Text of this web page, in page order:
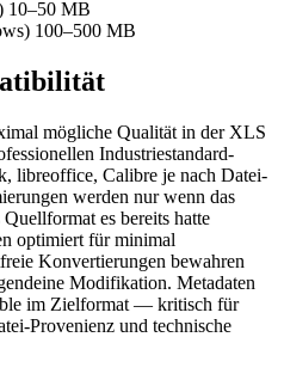
10–50 MB
100–500 MB
mögliche Qualität in der XLS
Industriestandard-
libreoffice, Calibre je nach Datei-
werden nur wenn das
es bereits hatte
optimiert für minimal
Konvertierungen bewahren
Modifikation. Metadaten
im Zielformat — kritisch für
Provenienz und technische